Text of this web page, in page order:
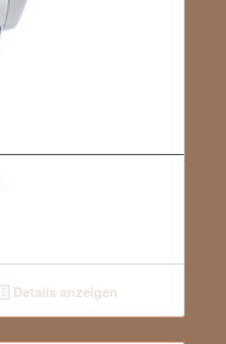
Details anzeigen